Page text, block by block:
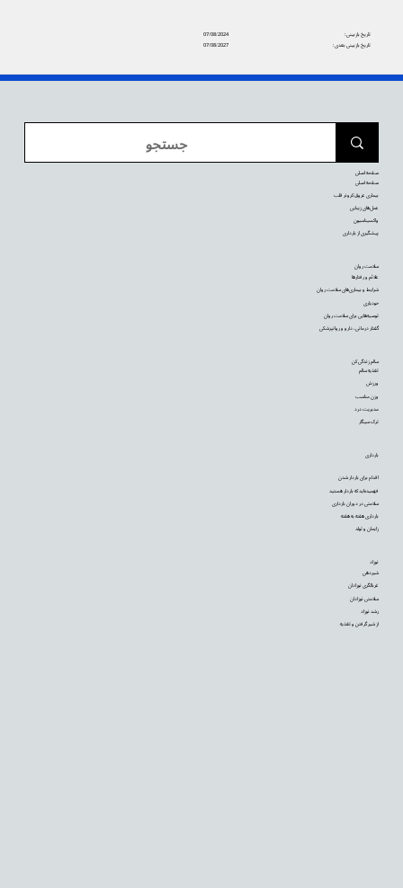
07/08/2024
تاریخ بازبینی:
07/08/2027
تاریخ بازبینی بعدی:
نوزاد
شیردهی
غربالگری نوزادان
سلامتی نوزادان
رشد نوزاد
از شیر گرفتن و تغذیه
بارداری
اقدام برای باردار شدن
فهمیده‌اید که باردار هستید
سلامتی در دوران بارداری
بارداری هفته به هفته
زایمان و تولد
سالم زندگی کن
تغذیه سالم
ورزش
وزن مناسب
مدیریت درد
ترک سیگار
سلامت روان
علائم و رفتارها
شرایط و بیماری‌های سلامت روان
خودیاری
توصیه‌‌هایی برای سلامت روان
گفتار درمانی، دارو و روانپزشکی
صفحه اصلی
صفحه اصلی
بیماری عروق کرونر قلب
عمل‌های زیبایی
واکسیناسیون
پیشگیری از بارداری